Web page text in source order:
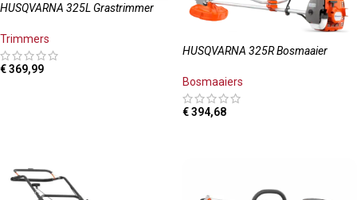
HUSQVARNA 325L Grastrimmer
Trimmers
€369,99
HUSQVARNA 325R Bosmaaier
Bosmaaiers
€394,68